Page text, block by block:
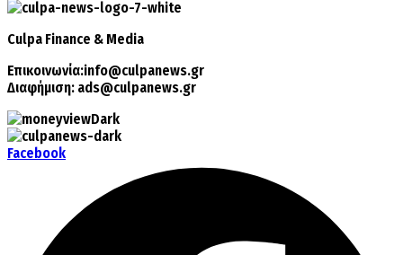
Culpa Finance & Media
Επικοινωνία:info@culpanews.gr
Διαφήμιση: ads@culpanews.gr
Facebook